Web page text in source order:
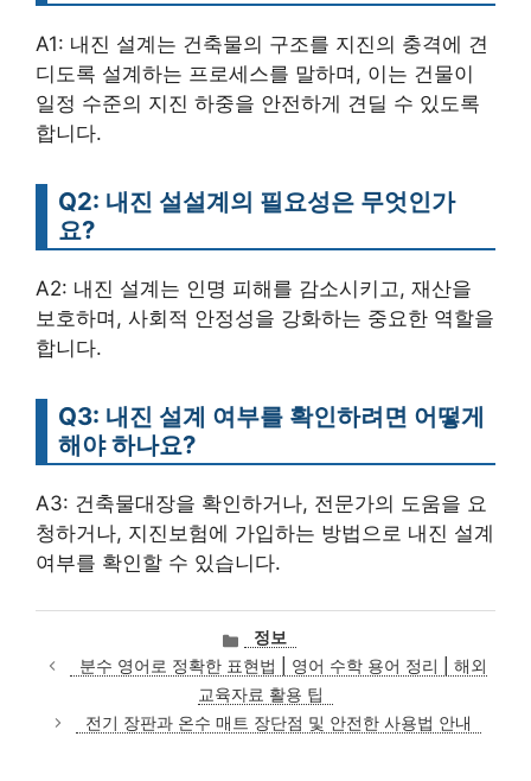
A1: 내진 설계는 건축물의 구조를 지진의 충격에 견
디도록 설계하는 프로세스를 말하며, 이는 건물이
일정 수준의 지진 하중을 안전하게 견딜 수 있도록
합니다.
Q2: 내진 설설계의 필요성은 무엇인가
요?
A2: 내진 설계는 인명 피해를 감소시키고, 재산을
보호하며, 사회적 안정성을 강화하는 중요한 역할을
합니다.
Q3: 내진 설계 여부를 확인하려면 어떻게
해야 하나요?
A3: 건축물대장을 확인하거나, 전문가의 도움을 요
청하거나, 지진보험에 가입하는 방법으로 내진 설계
여부를 확인할 수 있습니다.
카
테
고
리
정보
분수 영어로 정확한 표현법 | 영어 수학 용어 정리 | 해외
교육자료 활용 팁
전기 장판과 온수 매트 장단점 및 안전한 사용법 안내